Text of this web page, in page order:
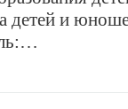
детей и